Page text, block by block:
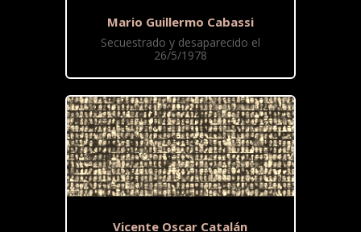
Mario Guillermo Cabassi
Secuestrado y desaparecido el
26/5/1978
Vicente Oscar Catalán